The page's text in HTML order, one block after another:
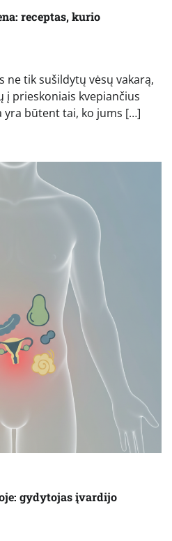
receptas, kurio
ne tik sušildytų vėsų vakarą,
prieskoniais kvepiančius
yra būtent tai, ko jums […]
gydytojas įvardijo